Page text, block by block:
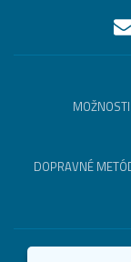
DOPRAVNÉ